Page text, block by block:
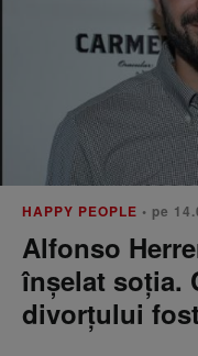
HAPPY PEOPLE • pe
Alfonso
înșelat soția.
divorțului